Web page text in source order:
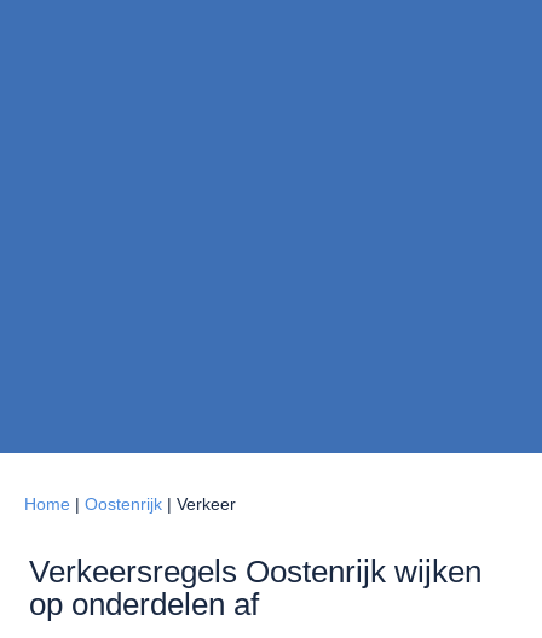
Home | Oostenrijk | Verkeer
Verkeersregels Oostenrijk wijken
op onderdelen af